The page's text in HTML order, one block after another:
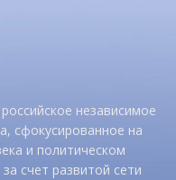
независимое
сфокусированное на
и политическом
счет развитой сети